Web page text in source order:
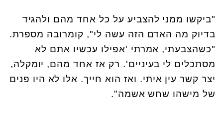
"ביקשו ממני להצביע על כל אחד מהם ולהגיד
בדיוק מה האדם הזה עשה לי", קומרובה מספרת.
"כשהצבעתי, אמרתי 'אפילו עכשיו אתם לא
מסתכלים לי בעיניים'. רק אז אחד מהם, יומקלה,
יצר קשר עין איתי. ואז הוא חייך. אלו לא היו פנים
של מישהו שחש אשמה".